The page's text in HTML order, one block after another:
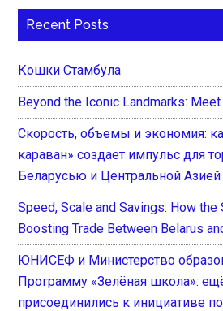
Recent Posts
Кошки Стамбула
Beyond the Iconic Landmarks:
Скорость, объемы и экономия:
караван» создает импульс для
Беларусью и Центральной Азией
Speed, Scale and Savings: How the
Boosting Trade Between Belarus
ЮНИСЕФ и Министерство
Программу «Зелёная школа»:
присоединились к инициативе